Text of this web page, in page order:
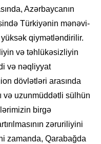
Azərbaycanın
Türkiyənin mənəvi-
qiymətləndirilir.
və təhlükəsizliyin
və nəqliyyat
dövlətləri arasında
və uzunmüddətli sülhün
birgə
zəruriliyini
zamanda, Qarabağda